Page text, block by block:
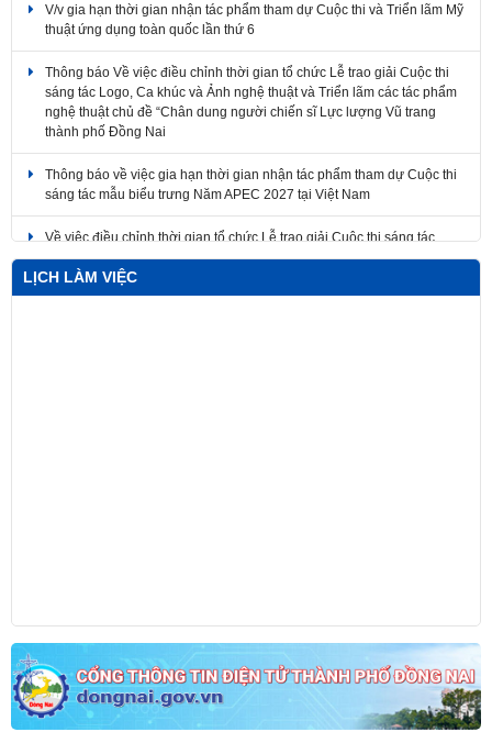
thuật ứng dụng toàn quốc lần thứ 6
Thông báo Về việc điều chỉnh thời gian tổ chức Lễ trao giải Cuộc thi
sáng tác Logo, Ca khúc và Ảnh nghệ thuật và Triển lãm các tác phẩm
nghệ thuật chủ đề “Chân dung người chiến sĩ Lực lượng Vũ trang
thành phố Đồng Nai
Thông báo về việc gia hạn thời gian nhận tác phẩm tham dự Cuộc thi
sáng tác mẫu biểu trưng Năm APEC 2027 tại Việt Nam
Về việc điều chỉnh thời gian tổ chức Lễ trao giải Cuộc thi sáng tác
Logo, Ca khúc và Ảnh nghệ thuật và Triển lãm các tác phẩm nghệ
thuật
LỊCH LÀM VIỆC